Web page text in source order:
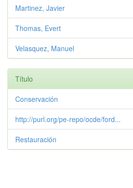
Martinez, Javier
Thomas, Evert
Velasquez, Manuel
Título
Conservación
http://purl.org/pe-repo/ocde/ford...
Restauración